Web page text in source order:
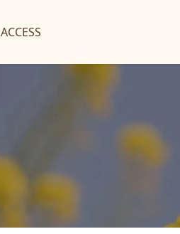
ACCESS